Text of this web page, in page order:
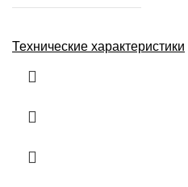
Технические характеристики